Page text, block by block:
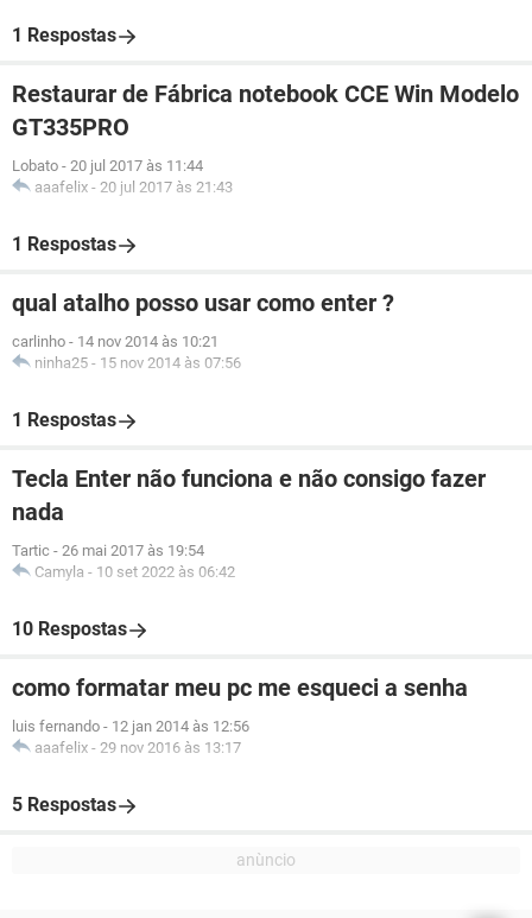
1 Respostas
Restaurar de Fábrica notebook CCE Win Modelo
GT335PRO
Lobato - 20 jul 2017 às 11:44
aaafelix - 20 jul 2017 às 21:43
1 Respostas
qual atalho posso usar como enter ?
carlinho - 14 nov 2014 às 10:21
ninha25 - 15 nov 2014 às 07:56
1 Respostas
Tecla Enter não funciona e não consigo fazer
nada
Tartic - 26 mai 2017 às 19:54
Camyla - 10 set 2022 às 06:42
10 Respostas
como formatar meu pc me esqueci a senha
luis fernando - 12 jan 2014 às 12:56
aaafelix - 29 nov 2016 às 13:17
5 Respostas